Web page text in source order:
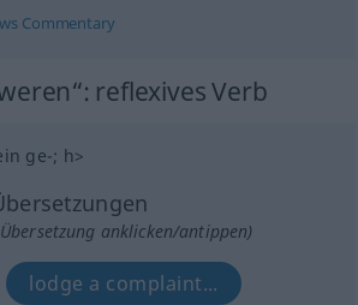
Commentary
: reflexives Verb
ge-; h>
anklicken/antippen)
lodge a complaint...